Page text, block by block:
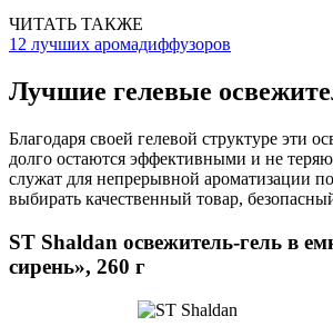
ЧИТАТЬ ТАКЖЕ
12 лучших аромадиффузоров
Лучшие гелевые
Благодаря своей гелевой структуре эти
долго остаются эффективными и не
служат для непрерывной ароматизации
выбирать качественный товар,
ST Shaldan освежитель-гель в
сирень», 260 г